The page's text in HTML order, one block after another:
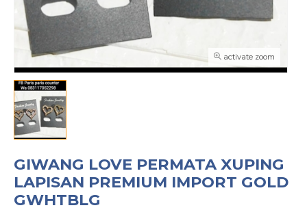
activate zoom
GIWANG LOVE PERMATA XUPING
LAPISAN PREMIUM IMPORT GOLD
GWHTBLG